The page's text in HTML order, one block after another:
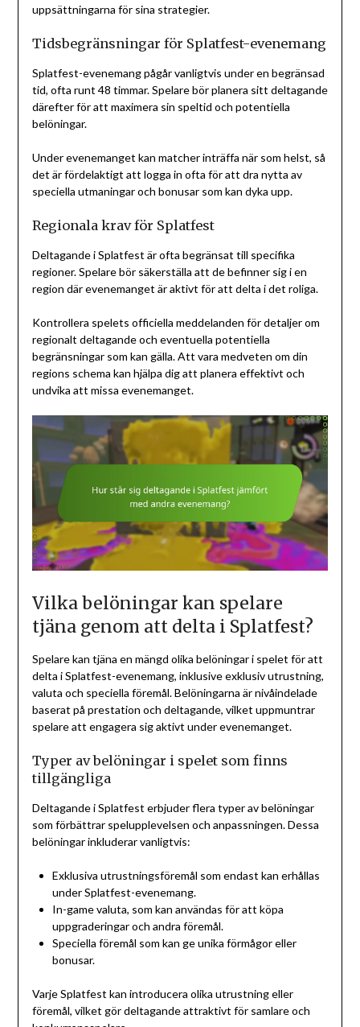
uppsättningarna för sina strategier.
Tidsbegränsningar för Splatfest-evenemang
Splatfest-evenemang pågår vanligtvis under en begränsad
tid, ofta runt 48 timmar. Spelare bör planera sitt deltagande
därefter för att maximera sin speltid och potentiella
belöningar.
Under evenemanget kan matcher inträffa när som helst, så
det är fördelaktigt att logga in ofta för att dra nytta av
speciella utmaningar och bonusar som kan dyka upp.
Regionala krav för Splatfest
Deltagande i Splatfest är ofta begränsat till specifika
regioner. Spelare bör säkerställa att de befinner sig i en
region där evenemanget är aktivt för att delta i det roliga.
Kontrollera spelets officiella meddelanden för detaljer om
regionalt deltagande och eventuella potentiella
begränsningar som kan gälla. Att vara medveten om din
regions schema kan hjälpa dig att planera effektivt och
undvika att missa evenemanget.
Vilka belöningar kan spelare
tjäna genom att delta i Splatfest?
Spelare kan tjäna en mängd olika belöningar i spelet för att
delta i Splatfest-evenemang, inklusive exklusiv utrustning,
valuta och speciella föremål. Belöningarna är nivåindelade
baserat på prestation och deltagande, vilket uppmuntrar
spelare att engagera sig aktivt under evenemanget.
Typer av belöningar i spelet som finns
tillgängliga
Deltagande i Splatfest erbjuder flera typer av belöningar
som förbättrar spelupplevelsen och anpassningen. Dessa
belöningar inkluderar vanligtvis:
Exklusiva utrustningsföremål som endast kan erhållas
under Splatfest-evenemang.
In-game valuta, som kan användas för att köpa
uppgraderingar och andra föremål.
Speciella föremål som kan ge unika förmågor eller
bonusar.
Varje Splatfest kan introducera olika utrustning eller
föremål, vilket gör deltagande attraktivt för samlare och